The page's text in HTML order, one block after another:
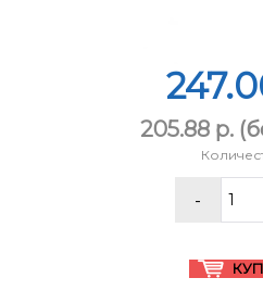
205.88 p.